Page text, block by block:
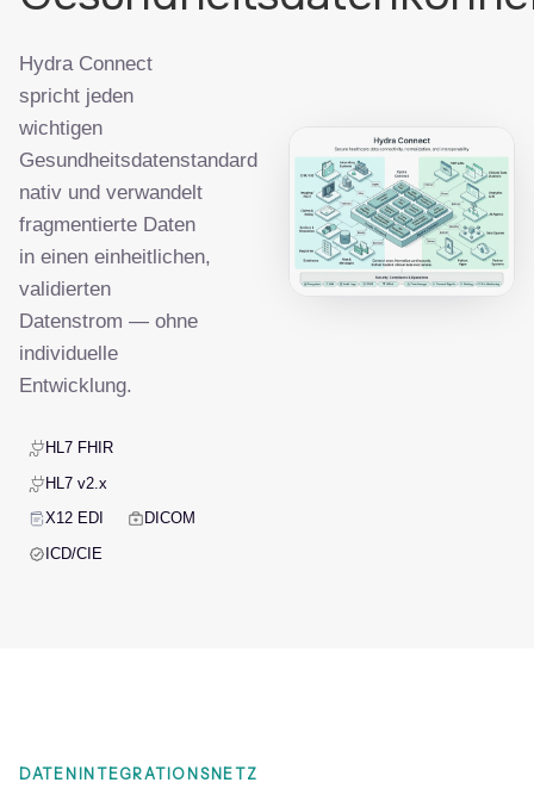
Hydra Connect
spricht jeden
wichtigen
Gesundheitsdatenstandard
nativ und verwandelt
fragmentierte Daten
in einen einheitlichen,
validierten
Datenstrom — ohne
individuelle
Entwicklung.
HL7 FHIR
HL7 v2.x
X12 EDI
DICOM
ICD/CIE
DATENINTEGRATIONSNETZ